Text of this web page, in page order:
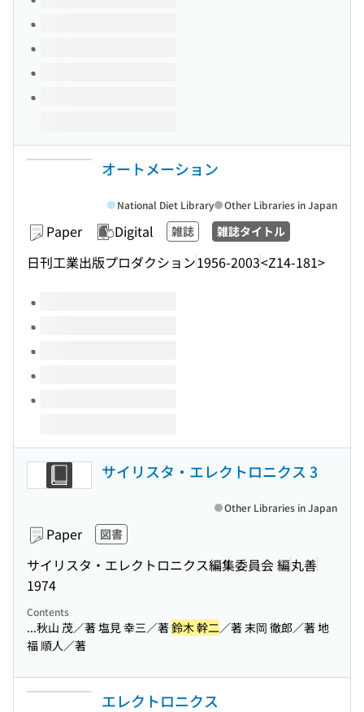
オートメーション
Paper Digital 雑誌 雑誌タイトル
日刊工業出版プロダクション1956-2003<Z14-181>
National Diet Library Other Libraries in Japan
Volumes of this title
サイリスタ・エレクトロニクス 3
Paper 図書
サイリスタ・エレクトロニクス編集委員会 編丸善
1974
Other Libraries in Japan
Contents
...秋山 茂／著 塩見 幸三／著鈴木 幹二／著 末岡 徹郎／著 地
福 順人／著
エレクトロニクス